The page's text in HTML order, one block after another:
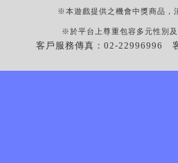
※本遊戲提供之機會中獎商品，
※於平台上尊重包容多元性別
客戶服務傳真：02-22996996